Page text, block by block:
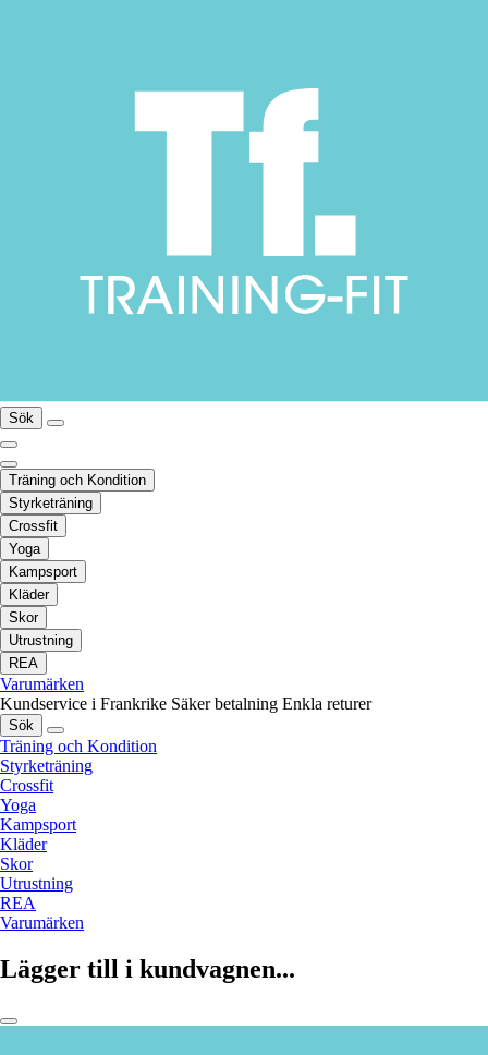
Sök
Träning och Kondition
Styrketräning
Crossfit
Yoga
Kampsport
Kläder
Skor
Utrustning
REA
Varumärken
Kundservice i Frankrike Säker betalning Enkla returer
Sök
Träning och Kondition
Styrketräning
Crossfit
Yoga
Kampsport
Kläder
Skor
Utrustning
REA
Varumärken
Lägger till i kundvagnen...